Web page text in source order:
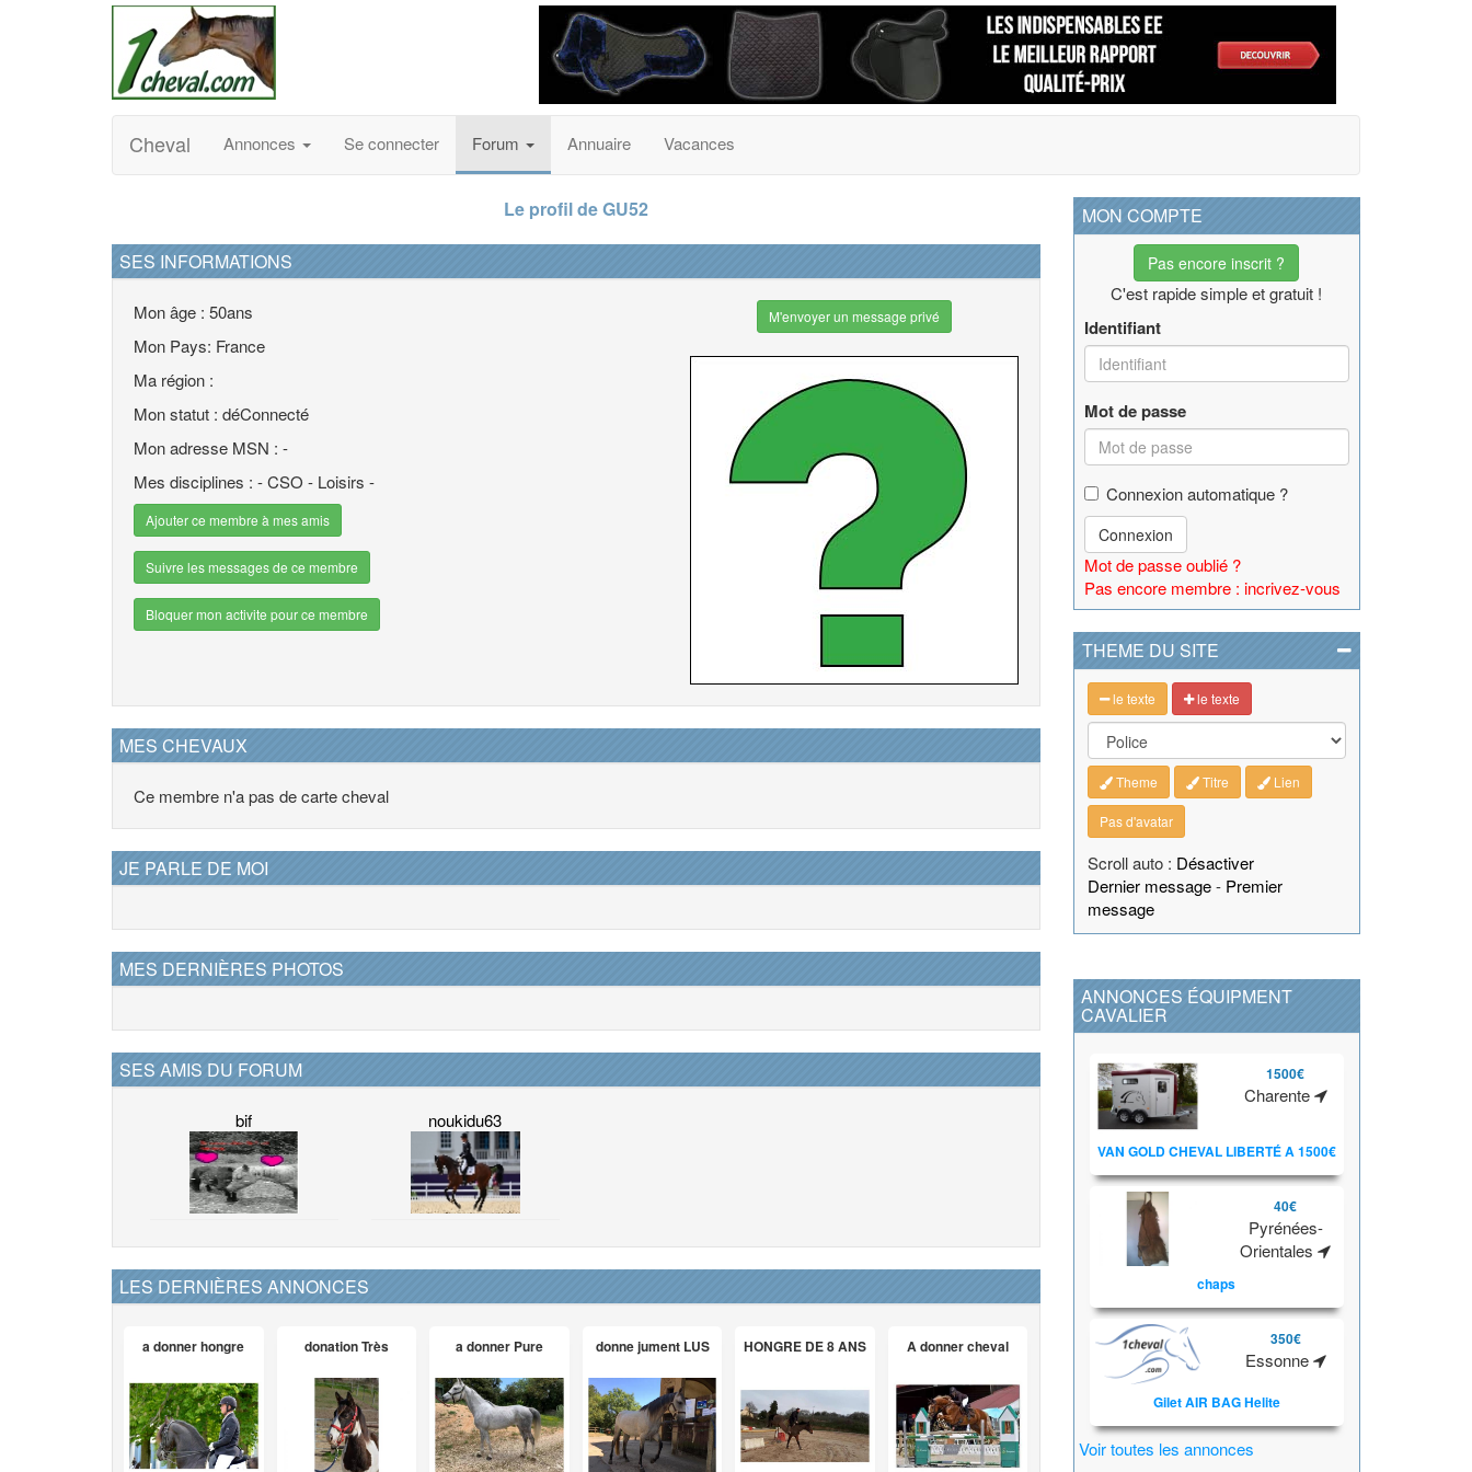
Cheval Annonces Se connecter Forum Annuaire Vacances
Le profil de GU52
SES INFORMATIONS
Mon âge : 50ans
Mon Pays: France
Ma région :
Mon statut : déConnecté
Mon adresse MSN : -
Mes disciplines : - CSO - Loisirs -
Ajouter ce membre à mes amis
Suivre les messages de ce membre
Bloquer mon activite pour ce membre
M'envoyer un message privé
MES CHEVAUX
Ce membre n'a pas de carte cheval
JE PARLE DE MOI
MES DERNIÈRES PHOTOS
SES AMIS DU FORUM
bif noukidu63
LES DERNIÈRES ANNONCES
a donner hongre donation Très a donner Pure donne jument LUS HONGRE DE 8 ANS A donner cheval
MON COMPTE
Pas encore inscrit ?
C'est rapide simple et gratuit !
Identifiant
Mot de passe
Connexion automatique ?
Connexion
Mot de passe oublié ?
Pas encore membre : incrivez-vous
THEME DU SITE
le texte le texte
Theme Titre Lien
Pas d'avatar
Scroll auto : Désactiver
Dernier message- Premier
message
ANNONCES ÉQUIPMENT
CAVALIER
1500€
Charente
VAN GOLD CHEVAL LIBERTÉ A 1500€
40€
Pyrénées-
Orientales
chaps
350€
Essonne
Gilet AIR BAG Helite
Voir toutes les annonces